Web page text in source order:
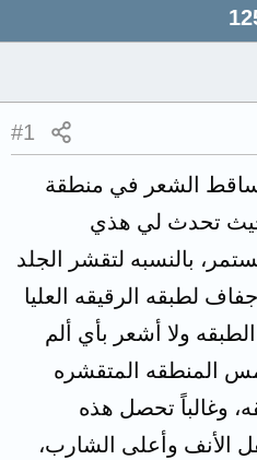
#1
الشعر في منطقة
تحدث لي هذي
بالنسبه لتقشر الجلد
لطبقه الرقيقه العليا
ولا أشعر بأي ألم
المنطقه المتقشره
وغالباً تحصل هذه
الأنف وأعلى الشارب،